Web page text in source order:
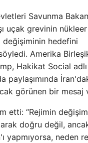
Savunma
uçak grevinin
hedefini
Amerika
Hakikat Social
paylaşımında
görünen bir mesaj
etti: “Rejimin
doğru değil,
yapmıyorsa, neden